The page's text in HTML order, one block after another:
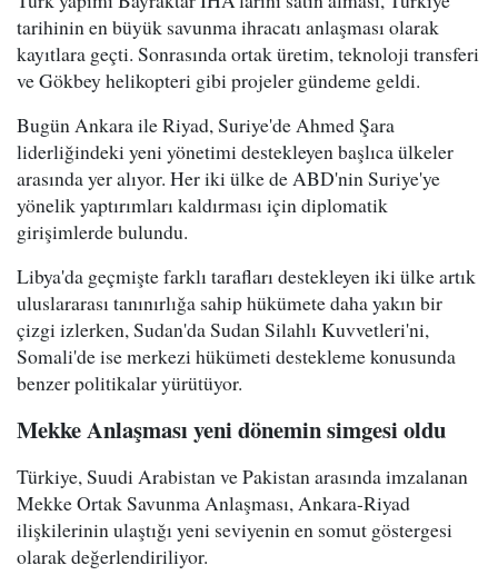
tarihinin en büyük savunma ihracatı anlaşması olarak
kayıtlara geçti. Sonrasında ortak üretim, teknoloji transferi
ve Gökbey helikopteri gibi projeler gündeme geldi.
Bugün Ankara ile Riyad, Suriye'de Ahmed Şara
liderliğindeki yeni yönetimi destekleyen başlıca ülkeler
arasında yer alıyor. Her iki ülke de ABD'nin Suriye'ye
yönelik yaptırımları kaldırması için diplomatik
girişimlerde bulundu.
Libya'da geçmişte farklı tarafları destekleyen iki ülke artık
uluslararası tanınırlığa sahip hükümete daha yakın bir
çizgi izlerken, Sudan'da Sudan Silahlı Kuvvetleri'ni,
Somali'de ise merkezi hükümeti destekleme konusunda
benzer politikalar yürütüyor.
Mekke Anlaşması yeni dönemin simgesi oldu
Türkiye, Suudi Arabistan ve Pakistan arasında imzalanan
Mekke Ortak Savunma Anlaşması, Ankara-Riyad
ilişkilerinin ulaştığı yeni seviyenin en somut göstergesi
olarak değerlendiriliyor.